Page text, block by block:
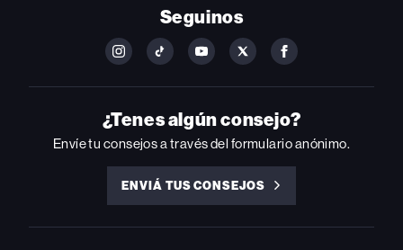
Seguinos
FOLLOW
ON
INSTAGRAM
FOLLOW
ON
YOUTUBE
FOLLOW
ON
YOUTUBE
FOLLOW
ON
FOLLOW
ON
FACEBOOK
¿Tenes algún consejo?
Envíe tu consejos a través del formulario anónimo.
ENVIÁ TUS CONSEJOS
ENVIÁ
CONSEJOS